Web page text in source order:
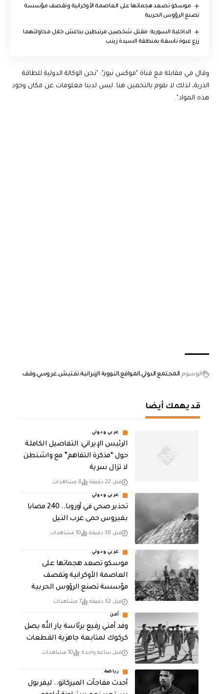
موسكو تصعد هجماتها على العاصمة الأوكرانية وتقصف مؤسسة
تصنع الرؤوس الحربية
الداخلية السورية: مقتل شخصين مرتبطين بداعش خلال محاولتهما
زرع عبوة ناسفة بمنطقة السيدة زينب
وقال في مقابلة مع قناة "فوكس نيوز": "نحن الوكالة الدولية للطاقة
الذرية، لذلك لا نقوم بالتخمين هنا. ليس لدينا معلومات عن مكان وجود
هذه المواد".
الوسوم المجتمع الدوليالمواقعالنووية الإيرانية تفتيش غروسي وقف
قد يهمك أيضا
عربي ودولي
الرئيس الإيراني: التفاصيل الكاملة
حول “مذكرة التفاهم” مع واشنطن
لا تزال سرية
قبل 22 دقيقة 8 مشاهدات
عربي ودولي
تحذير صحي في أوروبا.. 240 مصابا
بفيروس حمى غرب النيل
قبل 38 دقيقة 10 مشاهدات
عربي ودولي
موسكو تصعد هجماتها على
العاصمة الأوكرانية وتقصف
مؤسسة تصنع الرؤوس الحربية
قبل 52 دقيقة 7 مشاهدات
أمن
وفد أمني رفيع برئاسة يار الله يصل
كركوك لمتابعة جاهزية القطعات
قبل ساعة واحدة 10 مشاهدات
رياضة
أحدث مفاجآت الميركاتو.. ليفربول